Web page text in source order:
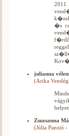
�s
julianna
(Arika
Zsuzsanna
(Júlia Panzió